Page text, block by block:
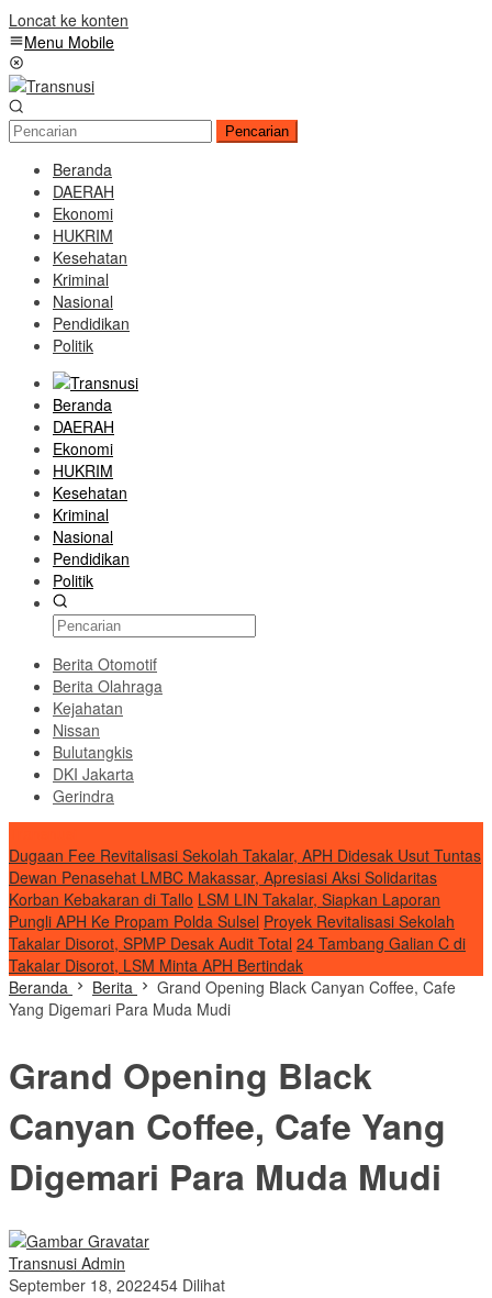
Loncat ke konten
Menu Mobile
Pencarian
Beranda
DAERAH
Ekonomi
HUKRIM
Kesehatan
Kriminal
Nasional
Pendidikan
Politik
Beranda
DAERAH
Ekonomi
HUKRIM
Kesehatan
Kriminal
Nasional
Pendidikan
Politik
Berita Otomotif
Berita Olahraga
Kejahatan
Nissan
Bulutangkis
DKI Jakarta
Gerindra
Dugaan Fee Revitalisasi Sekolah Takalar, APH Didesak Usut Tuntas
Dewan Penasehat LMBC Makassar, Apresiasi Aksi Solidaritas
Korban Kebakaran di Tallo LSM LIN Takalar, Siapkan Laporan
Pungli APH Ke Propam Polda Sulsel Proyek Revitalisasi Sekolah
Takalar Disorot, SPMP Desak Audit Total 24 Tambang Galian C di
Takalar Disorot, LSM Minta APH Bertindak
Beranda
Berita
Grand Opening Black Canyan Coffee, Cafe
Yang Digemari Para Muda Mudi
Grand Opening Black
Canyan Coffee, Cafe Yang
Digemari Para Muda Mudi
Transnusi Admin
September 18, 2022454 Dilihat